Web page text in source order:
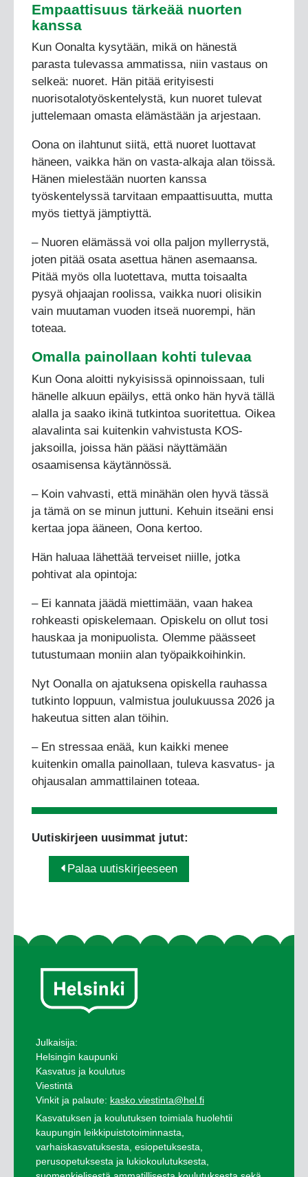
Empaattisuus tärkeää nuorten
kanssa
Kun Oonalta kysytään, mikä on hänestä
parasta tulevassa ammatissa, niin vastaus on
selkeä: nuoret. Hän pitää erityisesti
nuorisotalotyöskentelystä, kun nuoret tulevat
juttelemaan omasta elämästään ja arjestaan.
Oona on ilahtunut siitä, että nuoret luottavat
häneen, vaikka hän on vasta-alkaja alan töissä.
Hänen mielestään nuorten kanssa
työskentelyssä tarvitaan empaattisuutta, mutta
myös tiettyä jämptiyttä.
– Nuoren elämässä voi olla paljon myllerrystä,
joten pitää osata asettua hänen asemaansa.
Pitää myös olla luotettava, mutta toisaalta
pysyä ohjaajan roolissa, vaikka nuori olisikin
vain muutaman vuoden itseä nuorempi, hän
toteaa.
Omalla painollaan kohti tulevaa
Kun Oona aloitti nykyisissä opinnoissaan, tuli
hänelle alkuun epäilys, että onko hän hyvä tällä
alalla ja saako ikinä tutkintoa suoritettua. Oikea
alavalinta sai kuitenkin vahvistusta KOS-
jaksoilla, joissa hän pääsi näyttämään
osaamisensa käytännössä.
– Koin vahvasti, että minähän olen hyvä tässä
ja tämä on se minun juttuni. Kehuin itseäni ensi
kertaa jopa ääneen, Oona kertoo.
Hän haluaa lähettää terveiset niille, jotka
pohtivat ala opintoja:
– Ei kannata jäädä miettimään, vaan hakea
rohkeasti opiskelemaan. Opiskelu on ollut tosi
hauskaa ja monipuolista. Olemme päässeet
tutustumaan moniin alan työpaikkoihinkin.
Nyt Oonalla on ajatuksena opiskella rauhassa
tutkinto loppuun, valmistua joulukuussa 2026 ja
hakeutua sitten alan töihin.
– En stressaa enää, kun kaikki menee
kuitenkin omalla painollaan, tuleva kasvatus- ja
ohjausalan ammattilainen toteaa.
Uutiskirjeen uusimmat jutut:
Palaa uutiskirjeeseen
Julkaisija:
Helsingin kaupunki
Kasvatus ja koulutus
Viestintä
Vinkit ja palaute: kasko.viestinta@hel.fi
Kasvatuksen ja koulutuksen toimiala huolehtii
kaupungin leikkipuistotoiminnasta,
varhaiskasvatuksesta, esiopetuksesta,
perusopetuksesta ja lukiokoulutuksesta,